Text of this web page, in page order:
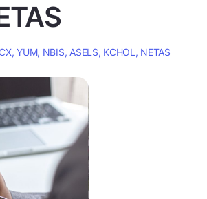
YUM, NBIS, ASELS, KCHOL, NETAS